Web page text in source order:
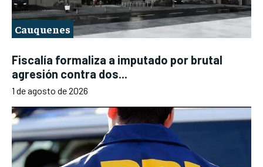
Cauquenes
Fiscalía formaliza a imputado por brutal
agresión contra dos...
1 de agosto de 2026